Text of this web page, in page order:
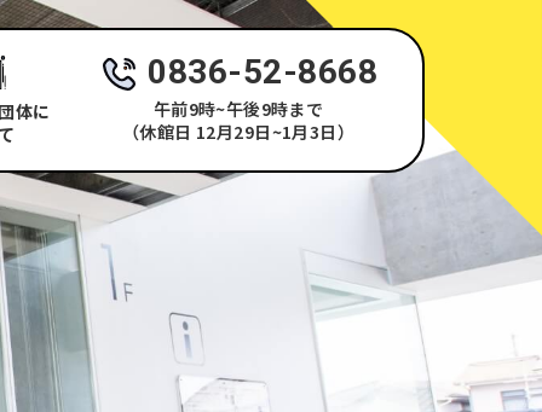
体に
0836-52-8668
午前9時~午後9時まで
（休館日 12月29日~1月3日）